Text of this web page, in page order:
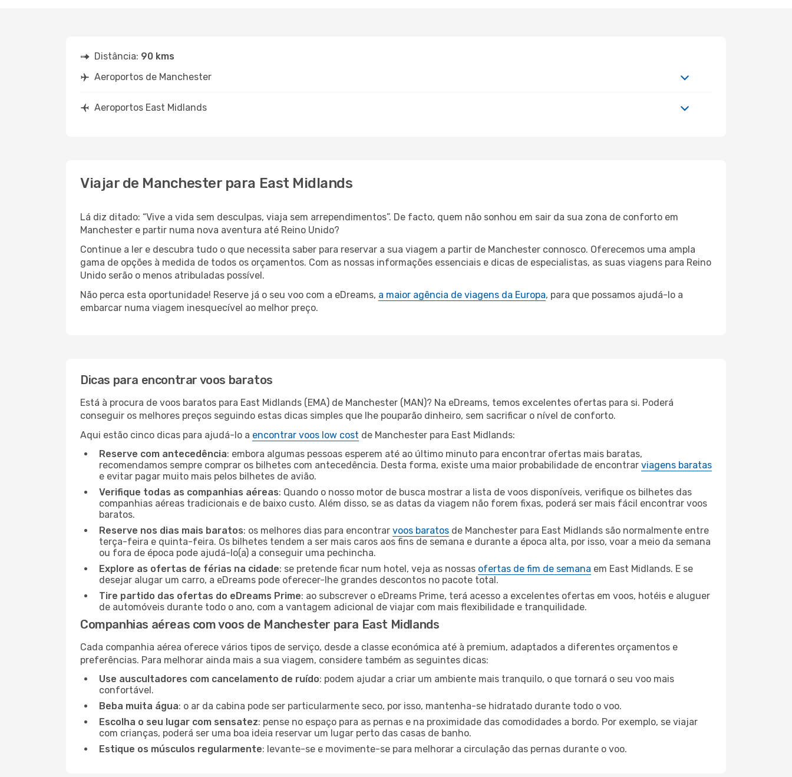
Distância: 90 kms
Aeroportos de Manchester
Aeroportos East Midlands
Viajar de Manchester para East Midlands
Lá diz ditado: “Vive a vida sem desculpas, viaja sem arrependimentos”. De facto, quem não sonhou em sair da sua zona de conforto em
Manchester e partir numa nova aventura até Reino Unido?
Continue a ler e descubra tudo o que necessita saber para reservar a sua viagem a partir de Manchester connosco. Oferecemos uma ampla
gama de opções à medida de todos os orçamentos. Com as nossas informações essenciais e dicas de especialistas, as suas viagens para Reino
Unido serão o menos atribuladas possível.
Não perca esta oportunidade! Reserve já o seu voo com a eDreams, a maior agência de viagens da Europa, para que possamos ajudá-lo a
embarcar numa viagem inesquecível ao melhor preço.
Dicas para encontrar voos baratos
Está à procura de voos baratos para East Midlands (EMA) de Manchester (MAN)? Na eDreams, temos excelentes ofertas para si. Poderá
conseguir os melhores preços seguindo estas dicas simples que lhe pouparão dinheiro, sem sacrificar o nível de conforto.
Aqui estão cinco dicas para ajudá-lo a encontrar voos low cost de Manchester para East Midlands:
Reserve com antecedência: embora algumas pessoas esperem até ao último minuto para encontrar ofertas mais baratas,
recomendamos sempre comprar os bilhetes com antecedência. Desta forma, existe uma maior probabilidade de encontrar viagens baratas
e evitar pagar muito mais pelos bilhetes de avião.
Verifique todas as companhias aéreas: Quando o nosso motor de busca mostrar a lista de voos disponíveis, verifique os bilhetes das
companhias aéreas tradicionais e de baixo custo. Além disso, se as datas da viagem não forem fixas, poderá ser mais fácil encontrar voos
baratos.
Reserve nos dias mais baratos: os melhores dias para encontrar voos baratos de Manchester para East Midlands são normalmente entre
terça-feira e quinta-feira. Os bilhetes tendem a ser mais caros aos fins de semana e durante a época alta, por isso, voar a meio da semana
ou fora de época pode ajudá-lo(a) a conseguir uma pechincha.
Explore as ofertas de férias na cidade: se pretende ficar num hotel, veja as nossas ofertas de fim de semana em East Midlands. E se
desejar alugar um carro, a eDreams pode oferecer-lhe grandes descontos no pacote total.
Tire partido das ofertas do eDreams Prime: ao subscrever o eDreams Prime, terá acesso a excelentes ofertas em voos, hotéis e aluguer
de automóveis durante todo o ano, com a vantagem adicional de viajar com mais flexibilidade e tranquilidade.
Companhias aéreas com voos de Manchester para East Midlands
Cada companhia aérea oferece vários tipos de serviço, desde a classe económica até à premium, adaptados a diferentes orçamentos e
preferências. Para melhorar ainda mais a sua viagem, considere também as seguintes dicas:
Use auscultadores com cancelamento de ruído: podem ajudar a criar um ambiente mais tranquilo, o que tornará o seu voo mais
confortável.
Beba muita água: o ar da cabina pode ser particularmente seco, por isso, mantenha-se hidratado durante todo o voo.
Escolha o seu lugar com sensatez: pense no espaço para as pernas e na proximidade das comodidades a bordo. Por exemplo, se viajar
com crianças, poderá ser uma boa ideia reservar um lugar perto das casas de banho.
Estique os músculos regularmente: levante-se e movimente-se para melhorar a circulação das pernas durante o voo.